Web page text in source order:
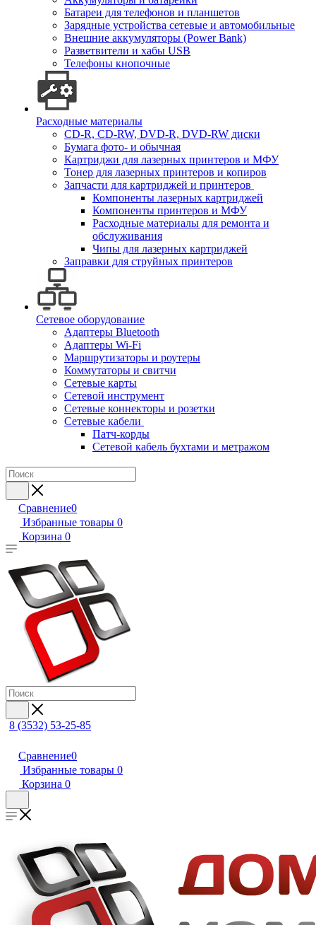
Батареи для телефонов и планшетов
Зарядные устройства сетевые и автомобильные
Внешние аккумуляторы (Power Bank)
Разветвители и хабы USB
Телефоны кнопочные
Расходные материалы
CD-R, CD-RW, DVD-R, DVD-RW диски
Бумага фото- и обычная
Картриджи для лазерных принтеров и МФУ
Тонер для лазерных принтеров и копиров
Запчасти для картриджей и принтеров
Компоненты лазерных картриджей
Компоненты принтеров и МФУ
Расходные материалы для ремонта и
обслуживания
Чипы для лазерных картриджей
Заправки для струйных принтеров
Сетевое оборудование
Адаптеры Bluetooth
Адаптеры Wi-Fi
Маршрутизаторы и роутеры
Коммутаторы и свитчи
Сетевые карты
Сетевой инструмент
Сетевые коннекторы и розетки
Сетевые кабели
Патч-корды
Сетевой кабель бухтами и метражом
Сравнение0
Избранные товары 0
Корзина 0
8 (3532) 53-25-85
Сравнение0
Избранные товары 0
Корзина 0